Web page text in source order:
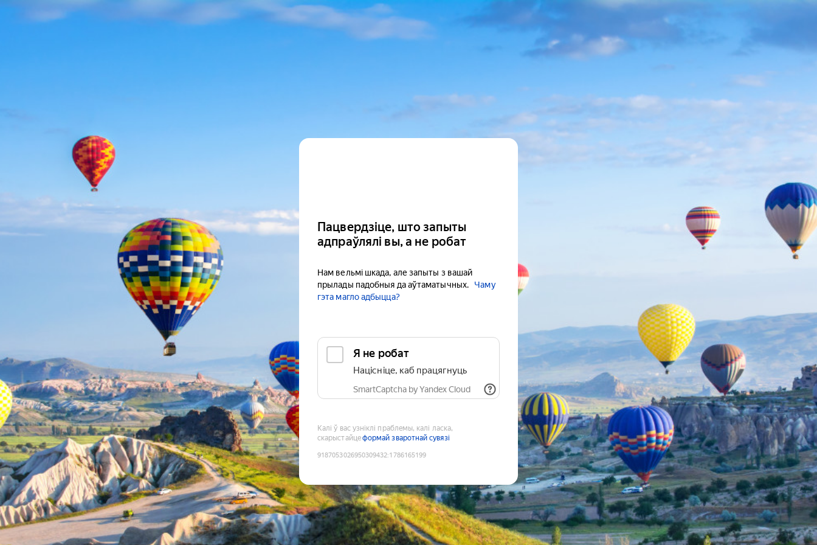
Пацвердзіце, што запыты
адпраўлялі вы, а не робат
Нам вельмі шкада, але запыты з вашай
прылады падобныя да аўтаматычных.
Чаму
гэта магло адбыцца?
Я не робат
Націсніце, каб працягнуць
SmartCaptcha by Yandex Cloud
Калі ў вас узніклі праблемы, калі ласка,
скарыстайцеформай зваротнай сувязі
9187053026950309432:1786165199